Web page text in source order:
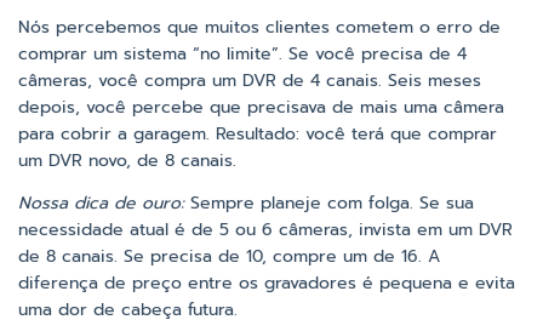
Nós percebemos que muitos clientes cometem o erro de
comprar um sistema “no limite”. Se você precisa de 4
câmeras, você compra um DVR de 4 canais. Seis meses
depois, você percebe que precisava de mais uma câmera
para cobrir a garagem. Resultado: você terá que comprar
um DVR novo, de 8 canais.
Nossa dica de ouro:Sempre planeje com folga. Se sua
necessidade atual é de 5 ou 6 câmeras, invista em um DVR
de 8 canais. Se precisa de 10, compre um de 16. A
diferença de preço entre os gravadores é pequena e evita
uma dor de cabeça futura.